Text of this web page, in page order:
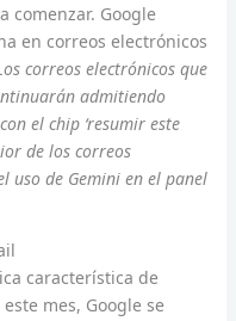
comenzar. Google
en correos electrónicos
correos electrónicos que
admitiendo
el chip ‘resumir este
de los correos
uso de Gemini en el panel
característica de
mes, Google se